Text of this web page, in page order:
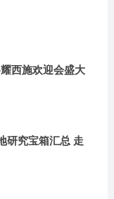
西施欢迎会盛大
研究宝箱汇总 走